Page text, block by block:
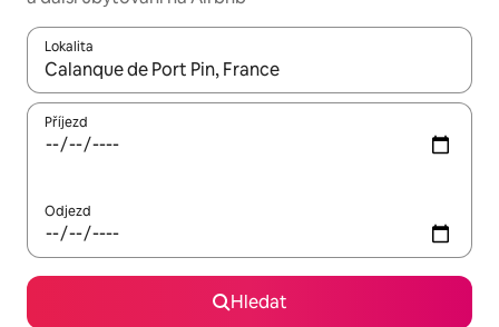
Lokalita
Až budou výsledky k dispozici, můžeš si je procházet pomocí
Příjezd
Odjezd
Hledat